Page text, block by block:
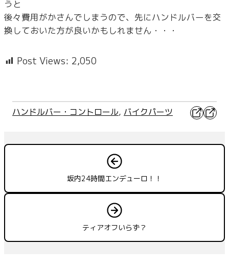
うと
後々費用がかさんでしまうので、先にハンドルバーを交
換しておいた方が良いかもしれません・・・
Post Views: 2,050
ハンドルバー・コントロール, バイクパーツ X
坂内24時間エンデューロ！！
ティアオフいらず？